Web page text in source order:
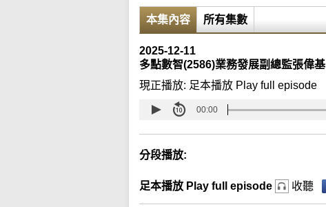
本集內容 所有集數
2025-12-11
多點數智(2586)業務發展副總監張偉基
現正播放: 足本播放 Play full episode
00:00
分段播放:
足本播放 Play full episode 收聽